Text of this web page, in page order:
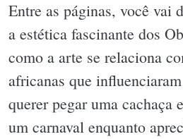
Entre as páginas, você vai
a estética fascinante dos
como a arte se relaciona
africanas que
querer pegar uma cachaça
um carnaval enquanto